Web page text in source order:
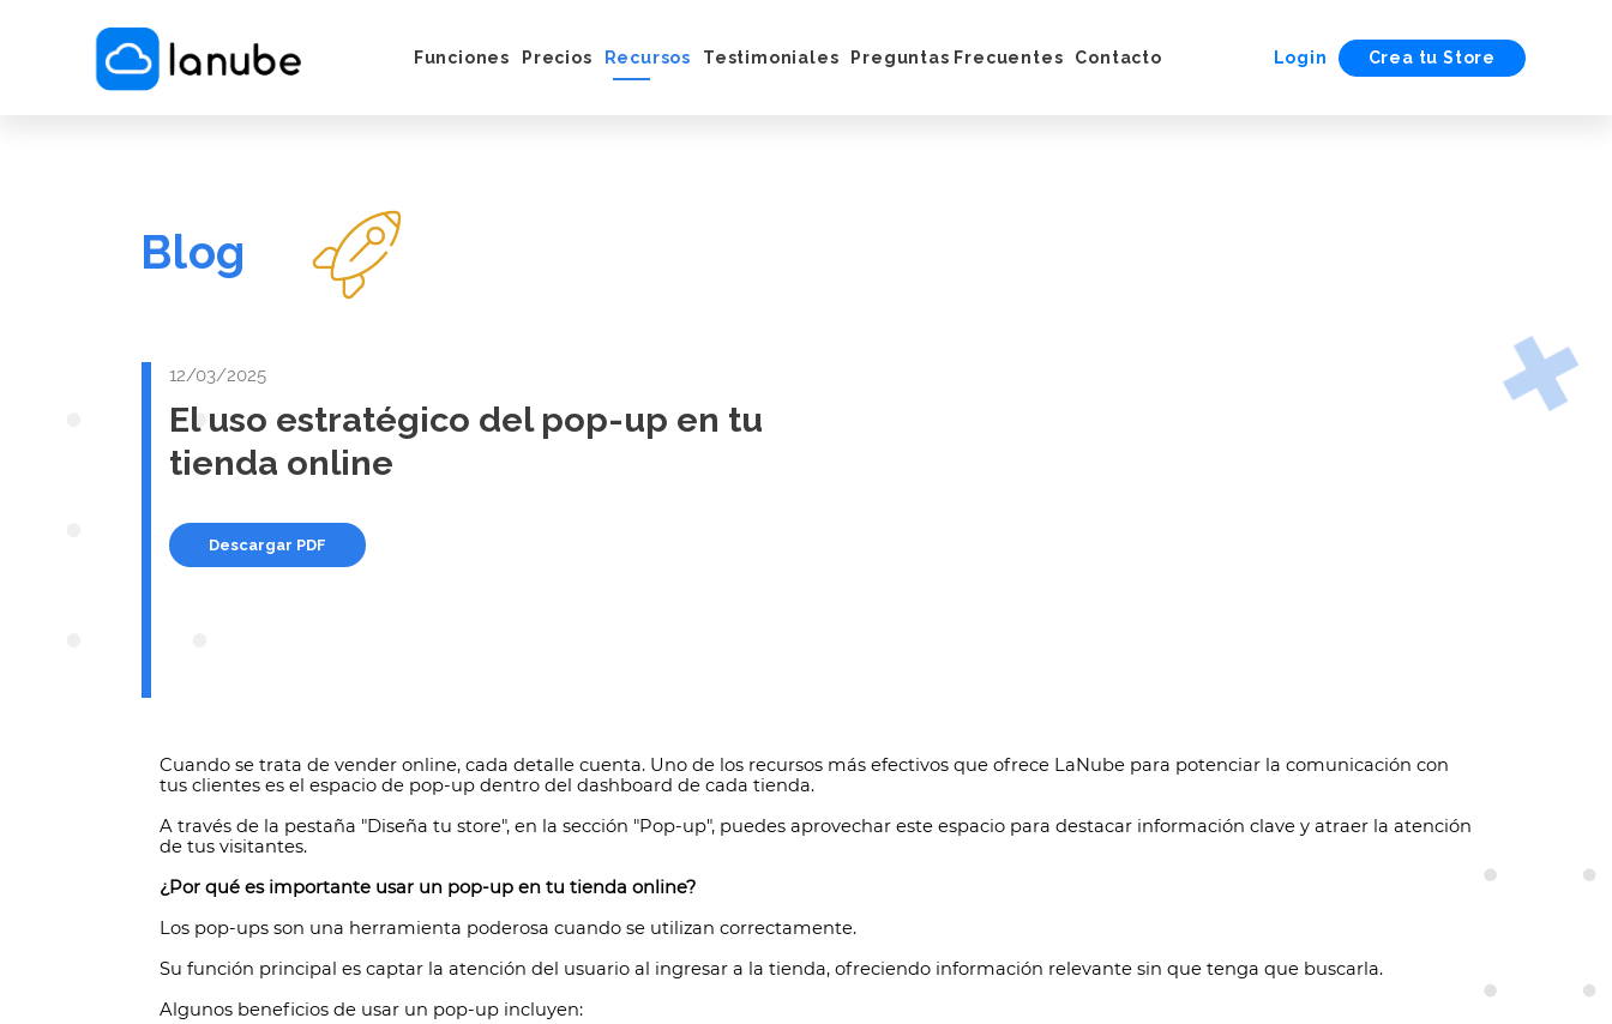
Funciones Precios Recursos Testimoniales Preguntas Frecuentes Contacto Login Crea tu Store
Blog
12/03/2025
El uso estratégico del pop-up en tu
tienda online
Descargar PDF
Cuando se trata de vender online, cada detalle cuenta. Uno de los recursos más efectivos que ofrece LaNube para potenciar la comunicación con
tus clientes es el espacio de pop-up dentro del dashboard de cada tienda.
A través de la pestaña "Diseña tu store", en la sección "Pop-up", puedes aprovechar este espacio para destacar información clave y atraer la atención
de tus visitantes.
¿Por qué es importante usar un pop-up en tu tienda online?
Los pop-ups son una herramienta poderosa cuando se utilizan correctamente.
Su función principal es captar la atención del usuario al ingresar a la tienda, ofreciendo información relevante sin que tenga que buscarla.
Algunos beneficios de usar un pop-up incluyen: